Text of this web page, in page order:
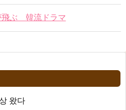
ぶ 韓流ドラマ
왔다